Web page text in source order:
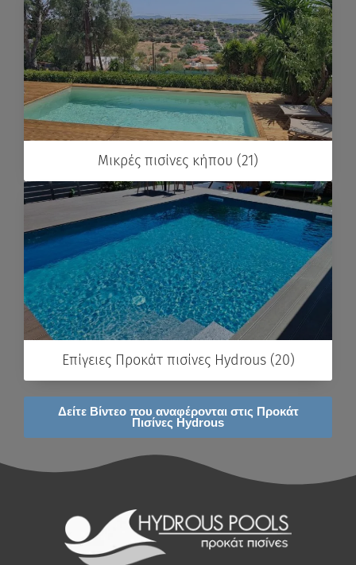
Μικρές πισίνες κήπου (21)
Επίγειες Προκάτ πισίνες Hydrous (20)
Δείτε Βίντεο που αναφέρονται στις Προκάτ
Πισίνες Hydrous